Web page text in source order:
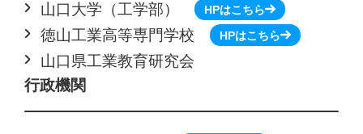
山口大学（工学部） HPはこちら
徳山工業高等専門学校 HPはこちら
山口県工業教育研究会
行政機関